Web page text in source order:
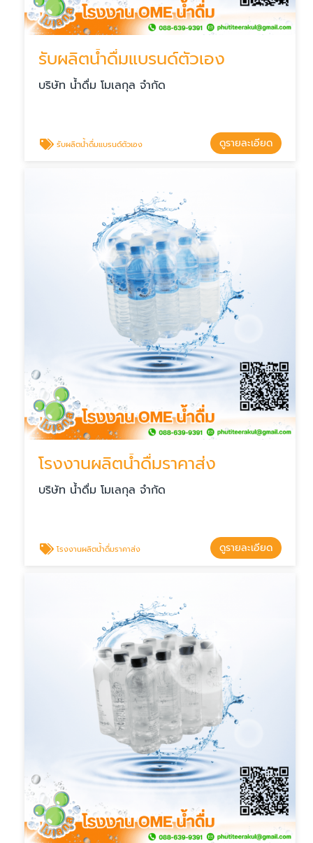
รับผลิตน้ำดื่มแบรนด์ตัวเอง
บริษัท น้ำดื่ม โมเลกุล จำกัด
รับผลิตน้ำดื่มแบรนด์ตัวเอง ดูรายละเอียด
โรงงานผลิตน้ำดื่มราคาส่ง
บริษัท น้ำดื่ม โมเลกุล จำกัด
โรงงานผลิตน้ำดื่มราคาส่ง ดูรายละเอียด